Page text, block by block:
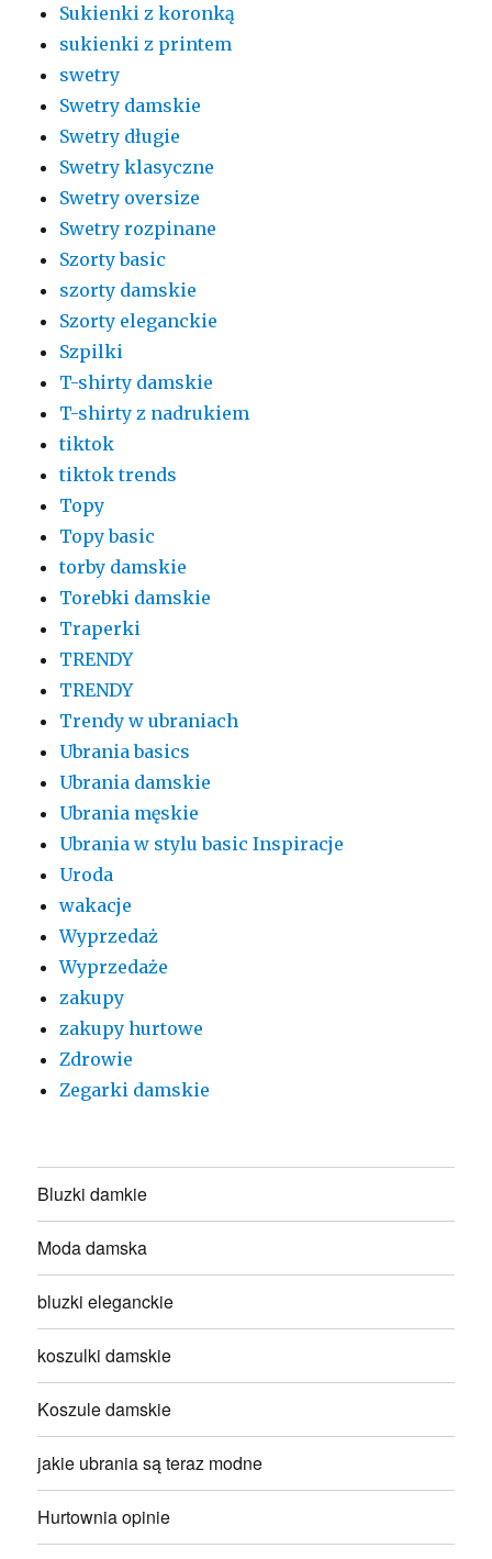
Sukienki z koronką
sukienki z printem
swetry
Swetry damskie
Swetry długie
Swetry klasyczne
Swetry oversize
Swetry rozpinane
Szorty basic
szorty damskie
Szorty eleganckie
Szpilki
T-shirty damskie
T-shirty z nadrukiem
tiktok
tiktok trends
Topy
Topy basic
torby damskie
Torebki damskie
Traperki
TRENDY
TRENDY
Trendy w ubraniach
Ubrania basics
Ubrania damskie
Ubrania męskie
Ubrania w stylu basic Inspiracje
Uroda
wakacje
Wyprzedaż
Wyprzedaże
zakupy
zakupy hurtowe
Zdrowie
Zegarki damskie
Bluzki damkie
Moda damska
bluzki eleganckie
koszulki damskie
Koszule damskie
jakie ubrania są teraz modne
Hurtownia opinie